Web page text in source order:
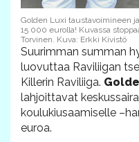
Golden Luxi taustavoimineen
15 000 eurolla! Kuvassa
Torvinen. Kuva: Erkki Kivistö
Suurimman summan
luovuttaa Raviliigan
Killerin Raviliiga.
lahjoittavat
koulukiusaamiselle
euroa.